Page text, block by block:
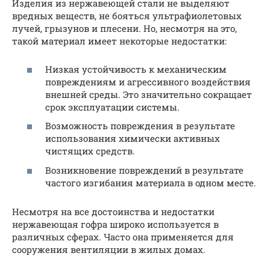
Изделия из нержавеющей стали не выделяют
вредных веществ, не бояться ультрафиолетовых
лучей, грызунов и плесени. Но, несмотря на это,
такой материал имеет некоторые недостатки:
Низкая устойчивость к механическим
повреждениям и агрессивного воздействия
внешней среды. Это значительно сокращает
срок эксплуатации системы.
Возможность повреждения в результате
использования химически активных
чистящих средств.
Возникновение повреждений в результате
частого изгибания материала в одном месте.
Несмотря на все достоинства и недостатки
нержавеющая гофра широко используется в
различных сферах. Часто она применяется для
сооружения вентиляции в жилых домах.